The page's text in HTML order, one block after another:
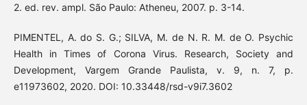
2. ed. rev. ampl. São Paulo: Atheneu, 2007. p. 3-14.
PIMENTEL, A. do S. G.; SILVA, M. de N. R. M. de O. Psychic
Health in Times of Corona Virus. Research, Society and
Development, Vargem Grande Paulista, v. 9, n. 7, p.
e11973602, 2020. DOI: 10.33448/rsd-v9i7.3602